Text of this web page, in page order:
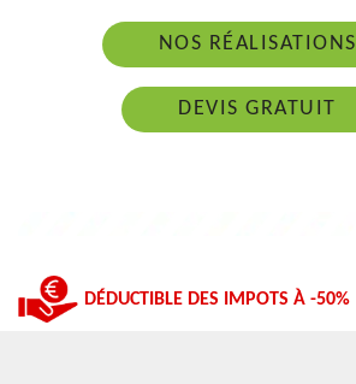
NOS RÉALISATIONS
DEVIS GRATUIT
DÉDUCTIBLE DES IMPOTS À -50%